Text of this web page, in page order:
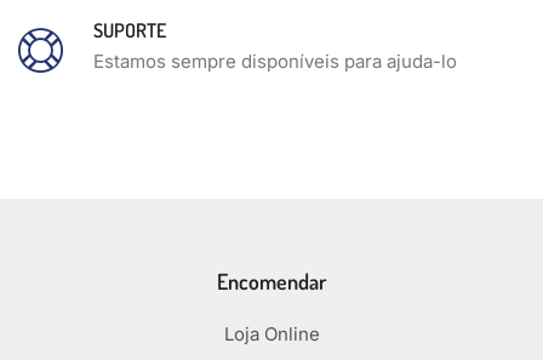
SUPORTE
Estamos sempre disponíveis para ajuda-lo
Encomendar
Loja Online